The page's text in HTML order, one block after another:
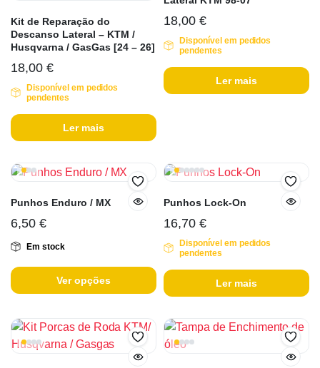
Kit de Reparação do
Descanso Lateral – KTM /
Husqvarna / GasGas [24 – 26]
18,00 €
Disponível em pedidos
pendentes
Ler mais
18,00 €
Disponível em pedidos
pendentes
Ler mais
Punhos Enduro / MX
6,50 €
Em stock
Ver opções
Punhos Lock-On
16,70 €
Disponível em pedidos
pendentes
Ler mais